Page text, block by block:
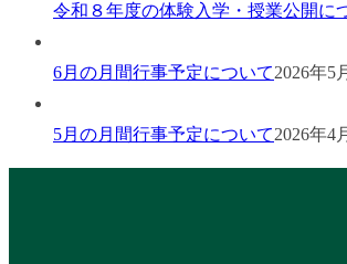
令和８年度の体験入学・授業公開に
6月の月間行事予定について2026年5
5月の月間行事予定について2026年4